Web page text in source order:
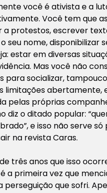
você é ativista e a
Você tem que
a protestos, escrever
seu nome, disponibilizar
estar em diversas
Mas você não
para socializar,
limitações abertamente,
pelas próprias
diz o ditado popular:
e isso não serve só
na revistaCaras.
três anos que isso
a primeira vez que
que sofri.